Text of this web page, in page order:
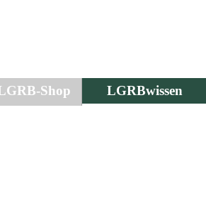
Shop LGRBwissen